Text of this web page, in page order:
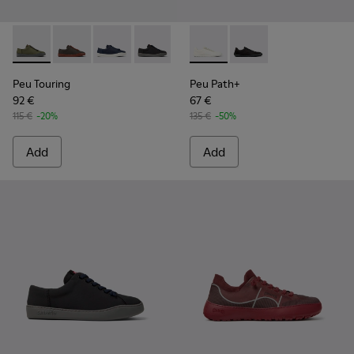
Peu Touring - K100881-016 - Green Textile Sneakers for
Peu Touring - K100881-021
Peu Touring - K100881-018
Peu Touring - K100881-001 - Black
Peu Touring
92 €
115 € -20%
Add
Peu Path+ - K101100-001 -
Peu Path+ -
Peu Path+
67 €
135 € -50%
Add